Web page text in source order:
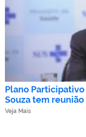
Plano
Souza tem
Veja Mais